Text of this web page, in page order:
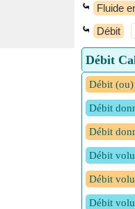
⤿ Fluide
⤿ Débit
Débit
Débit
Débit
Débit
Débit
Débit
Débit